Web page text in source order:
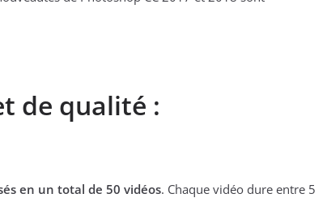
de qualité :
en un total de 50 vidéos. Chaque vidéo dure entre 5